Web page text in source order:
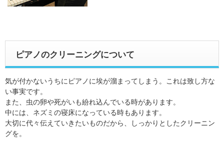
ピアノのクリーニングについて
気が付かないうちにピアノに埃が溜まってしまう。これは致し方な
い事実です。
また、虫の卵や死がいも紛れ込んでいる時があります。
中には、ネズミの寝床になっている時もあります。
大切に代々伝えていきたいものだから、しっかりとしたクリーニン
グを。